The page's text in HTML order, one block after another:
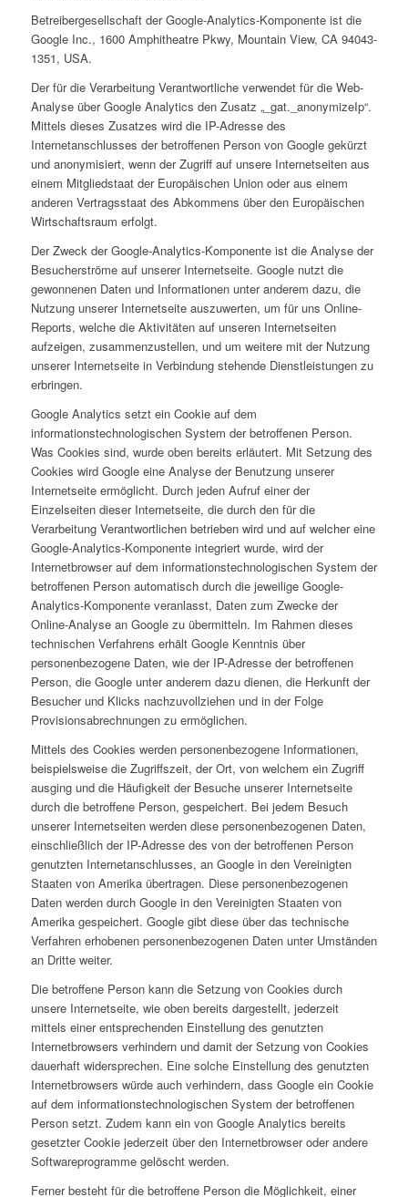
Betreibergesellschaft der Google-Analytics-Komponente ist die
Google Inc., 1600 Amphitheatre Pkwy, Mountain View, CA 94043-
1351, USA.
Der für die Verarbeitung Verantwortliche verwendet für die Web-
Analyse über Google Analytics den Zusatz „_gat._anonymizeIp“.
Mittels dieses Zusatzes wird die IP-Adresse des
Internetanschlusses der betroffenen Person von Google gekürzt
und anonymisiert, wenn der Zugriff auf unsere Internetseiten aus
einem Mitgliedstaat der Europäischen Union oder aus einem
anderen Vertragsstaat des Abkommens über den Europäischen
Wirtschaftsraum erfolgt.
Der Zweck der Google-Analytics-Komponente ist die Analyse der
Besucherströme auf unserer Internetseite. Google nutzt die
gewonnenen Daten und Informationen unter anderem dazu, die
Nutzung unserer Internetseite auszuwerten, um für uns Online-
Reports, welche die Aktivitäten auf unseren Internetseiten
aufzeigen, zusammenzustellen, und um weitere mit der Nutzung
unserer Internetseite in Verbindung stehende Dienstleistungen zu
erbringen.
Google Analytics setzt ein Cookie auf dem
informationstechnologischen System der betroffenen Person.
Was Cookies sind, wurde oben bereits erläutert. Mit Setzung des
Cookies wird Google eine Analyse der Benutzung unserer
Internetseite ermöglicht. Durch jeden Aufruf einer der
Einzelseiten dieser Internetseite, die durch den für die
Verarbeitung Verantwortlichen betrieben wird und auf welcher eine
Google-Analytics-Komponente integriert wurde, wird der
Internetbrowser auf dem informationstechnologischen System der
betroffenen Person automatisch durch die jeweilige Google-
Analytics-Komponente veranlasst, Daten zum Zwecke der
Online-Analyse an Google zu übermitteln. Im Rahmen dieses
technischen Verfahrens erhält Google Kenntnis über
personenbezogene Daten, wie der IP-Adresse der betroffenen
Person, die Google unter anderem dazu dienen, die Herkunft der
Besucher und Klicks nachzuvollziehen und in der Folge
Provisionsabrechnungen zu ermöglichen.
Mittels des Cookies werden personenbezogene Informationen,
beispielsweise die Zugriffszeit, der Ort, von welchem ein Zugriff
ausging und die Häufigkeit der Besuche unserer Internetseite
durch die betroffene Person, gespeichert. Bei jedem Besuch
unserer Internetseiten werden diese personenbezogenen Daten,
einschließlich der IP-Adresse des von der betroffenen Person
genutzten Internetanschlusses, an Google in den Vereinigten
Staaten von Amerika übertragen. Diese personenbezogenen
Daten werden durch Google in den Vereinigten Staaten von
Amerika gespeichert. Google gibt diese über das technische
Verfahren erhobenen personenbezogenen Daten unter Umständen
an Dritte weiter.
Die betroffene Person kann die Setzung von Cookies durch
unsere Internetseite, wie oben bereits dargestellt, jederzeit
mittels einer entsprechenden Einstellung des genutzten
Internetbrowsers verhindern und damit der Setzung von Cookies
dauerhaft widersprechen. Eine solche Einstellung des genutzten
Internetbrowsers würde auch verhindern, dass Google ein Cookie
auf dem informationstechnologischen System der betroffenen
Person setzt. Zudem kann ein von Google Analytics bereits
gesetzter Cookie jederzeit über den Internetbrowser oder andere
Softwareprogramme gelöscht werden.
Ferner besteht für die betroffene Person die Möglichkeit, einer